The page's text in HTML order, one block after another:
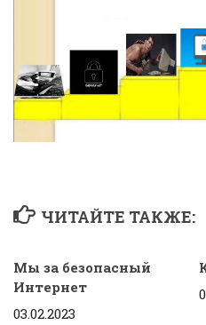
ЧИТАЙТЕ ТАКЖЕ:
Мы за безопасный
Интернет
03.02.2023